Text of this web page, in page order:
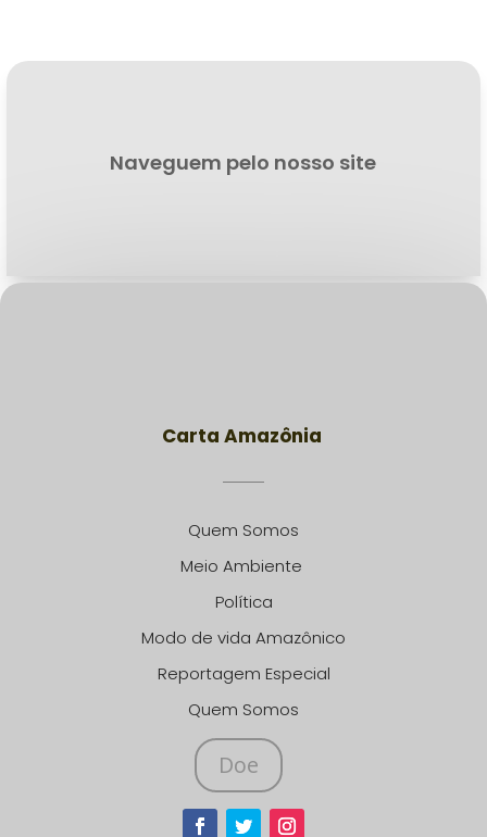
Naveguem pelo nosso site
Carta Amazônia
Quem Somos
Meio Ambiente
Política
Modo de vida Amazônico
Reportagem Especial
Quem Somos
Doe